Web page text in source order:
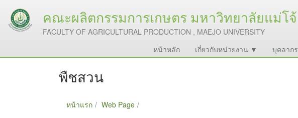
คณะผลิตกรรมการเกษตร มหาวิทยาลัยแม่โจ้
FACULTY OF AGRICULTURAL PRODUCTION , MAEJO UNIVERSITY
หน้าหลัก เกี่ยวกับหน่วยงาน ▼ บุคลากร
พืชสวน
หน้าแรก Web Page